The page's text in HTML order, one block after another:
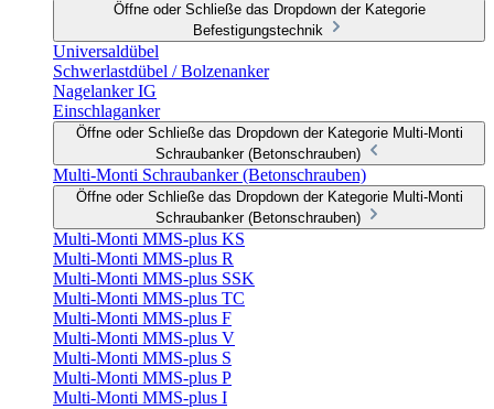
Öffne oder Schließe das Dropdown der Kategorie
Befestigungstechnik
Universaldübel
Schwerlastdübel / Bolzenanker
Nagelanker IG
Einschlaganker
Öffne oder Schließe das Dropdown der Kategorie Multi-Monti
Schraubanker (Betonschrauben)
Multi-Monti Schraubanker (Betonschrauben)
Öffne oder Schließe das Dropdown der Kategorie Multi-Monti
Schraubanker (Betonschrauben)
Multi-Monti MMS-plus KS
Multi-Monti MMS-plus R
Multi-Monti MMS-plus SSK
Multi-Monti MMS-plus TC
Multi-Monti MMS-plus F
Multi-Monti MMS-plus V
Multi-Monti MMS-plus S
Multi-Monti MMS-plus P
Multi-Monti MMS-plus I